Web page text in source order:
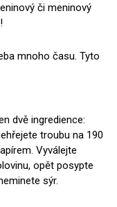
či meninový
mnoho času. Tyto
dvě ingredience:
troubu na 190
Vyválejte
opět posypte
sýr.